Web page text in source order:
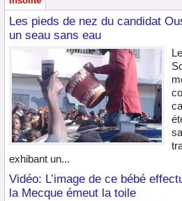
Les pieds de nez du candidat
un seau sans eau
exhibant un...
Vidéo: L’image de ce bébé
la Mecque émeut la toile